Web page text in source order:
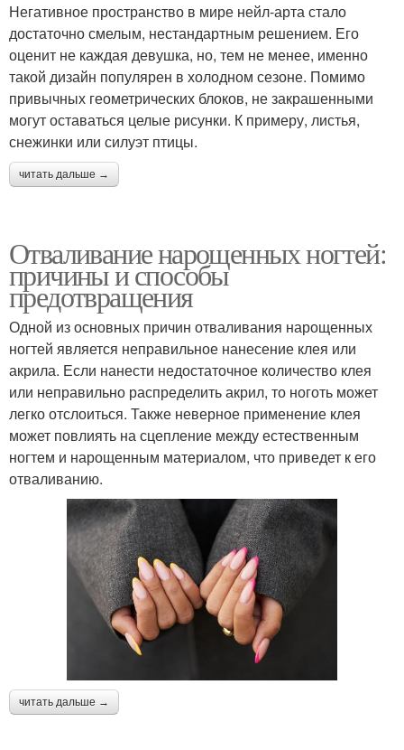
Негативное пространство в мире нейл-арта стало
достаточно смелым, нестандартным решением. Его
оценит не каждая девушка, но, тем не менее, именно
такой дизайн популярен в холодном сезоне. Помимо
привычных геометрических блоков, не закрашенными
могут оставаться целые рисунки. К примеру, листья,
снежинки или силуэт птицы.
читать дальше →
Отваливание нарощенных ногтей:
причины и способы
предотвращения
Одной из основных причин отваливания нарощенных
ногтей является неправильное нанесение клея или
акрила. Если нанести недостаточное количество клея
или неправильно распределить акрил, то ноготь может
легко отслоиться. Также неверное применение клея
может повлиять на сцепление между естественным
ногтем и нарощенным материалом, что приведет к его
отваливанию.
читать дальше →